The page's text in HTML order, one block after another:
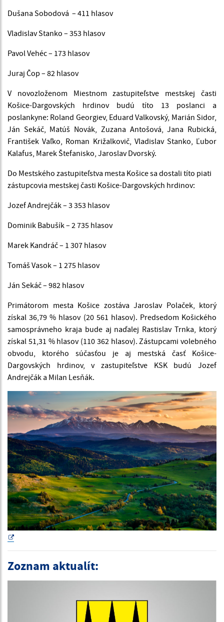
Dušana Sobodová – 411 hlasov
Vladislav Stanko – 353 hlasov
Pavol Vehéc – 173 hlasov
Juraj Čop – 82 hlasov
V novozloženom Miestnom zastupiteľstve mestskej časti
Košice-Dargovských hrdinov budú títo 13 poslanci a
poslankyne: Roland Georgiev, Eduard Valkovský, Marián Sidor,
Ján Sekáč, Matúš Novák, Zuzana Antošová, Jana Rubická,
František Vaľko, Roman Križalkovič, Vladislav Stanko, Ľubor
Kalafus, Marek Štefanisko, Jaroslav Dvorský.
Do Mestského zastupiteľstva mesta Košice sa dostali títo piati
zástupcovia mestskej časti Košice-Dargovských hrdinov:
Jozef Andrejčák – 3 353 hlasov
Dominik Babušík – 2 735 hlasov
Marek Kandráč – 1 307 hlasov
Tomáš Vasok – 1 275 hlasov
Ján Sekáč – 982 hlasov
Primátorom mesta Košice zostáva Jaroslav Polaček, ktorý
získal 36,79 % hlasov (20 561 hlasov). Predsedom Košického
samosprávneho kraja bude aj naďalej Rastislav Trnka, ktorý
získal 51,31 % hlasov (110 362 hlasov). Zástupcami volebného
obvodu, ktorého súčasťou je aj mestská časť Košice-
Dargovských hrdinov, v zastupiteľstve KSK budú Jozef
Andrejčák a Milan Lesňák.
Zoznam aktualít: